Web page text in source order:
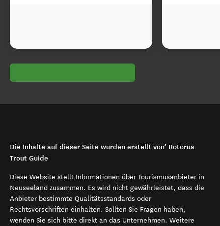
Die Inhalte auf dieser Seite wurden erstellt von’ Rotorua
Trout Guide
Diese Website stellt Informationen über Tourismusanbieter in
Neuseeland zusammen. Es wird nicht gewährleistet, dass die
Anbieter bestimmte Qualitätsstandards oder
Rechtsvorschriften einhalten. Sollten Sie Fragen haben,
wenden Sie sich bitte direkt an das Unternehmen. Weitere